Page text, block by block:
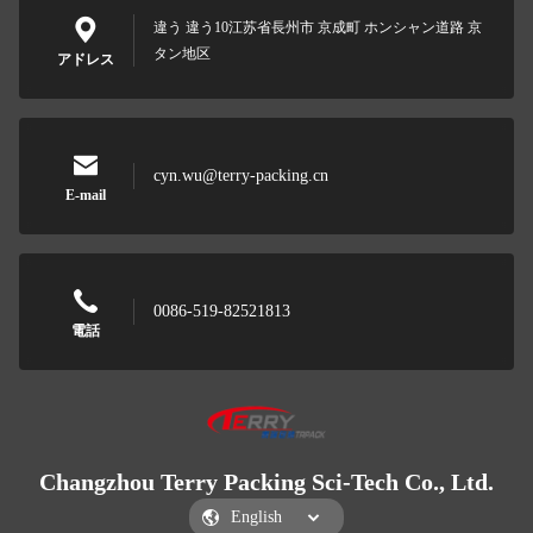
アドレス
違う 違う10江苏省長州市 京成町 ホンシャン道路 京
タン地区
E-mail
cyn.wu@terry-packing.cn
電話
0086-519-82521813
Changzhou Terry Packing Sci-Tech Co., Ltd.